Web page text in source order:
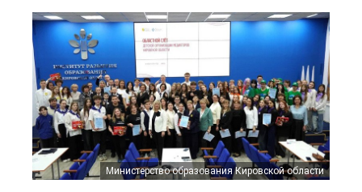
Министерство образования Кировской области